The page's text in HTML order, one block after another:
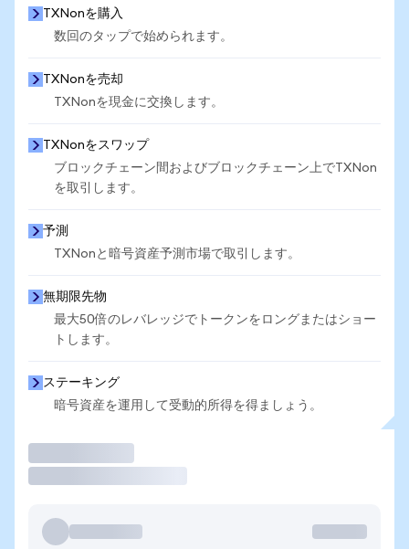
TXNonを購入
数回のタップで始められます。
TXNonを売却
TXNonを現金に交換します。
TXNonをスワップ
ブロックチェーン間およびブロックチェーン上でTXNon
を取引します。
予測
TXNonと暗号資産予測市場で取引します。
無期限先物
最大50倍のレバレッジでトークンをロングまたはショー
トします。
ステーキング
暗号資産を運用して受動的所得を得ましょう。